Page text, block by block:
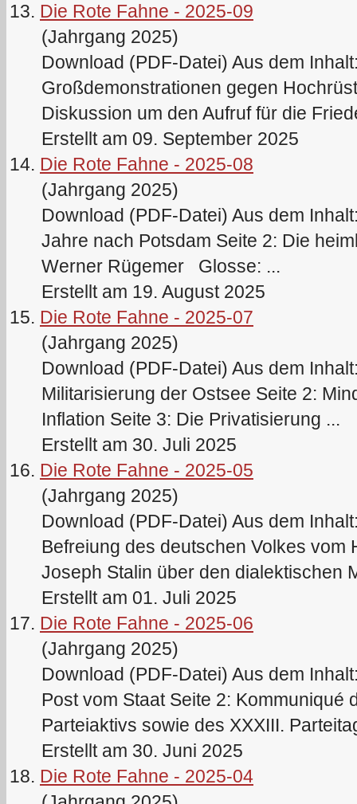
13. Die Rote Fahne - 2025-09
(Jahrgang 2025)
Download (PDF-Datei) Aus dem
Großdemonstrationen gegen
Diskussion um den Aufruf für die
Erstellt am 09. September 2025
14. Die Rote Fahne - 2025-08
(Jahrgang 2025)
Download (PDF-Datei) Aus dem
Jahre nach Potsdam Seite 2: Die
Werner Rügemer Glosse: ...
Erstellt am 19. August 2025
15. Die Rote Fahne - 2025-07
(Jahrgang 2025)
Download (PDF-Datei) Aus dem
Militarisierung der Ostsee Seite 2:
Inflation Seite 3: Die Privatisierung ...
Erstellt am 30. Juli 2025
16. Die Rote Fahne - 2025-05
(Jahrgang 2025)
Download (PDF-Datei) Aus dem
Befreiung des deutschen Volkes vom
Joseph Stalin über den dialektischen
Erstellt am 01. Juli 2025
17. Die Rote Fahne - 2025-06
(Jahrgang 2025)
Download (PDF-Datei) Aus dem
Post vom Staat Seite 2: Kommuniqué
Parteiaktivs sowie des XXXIII.
Erstellt am 30. Juni 2025
18. Die Rote Fahne - 2025-04